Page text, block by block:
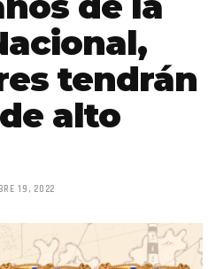
tendrán
alto
19, 2022